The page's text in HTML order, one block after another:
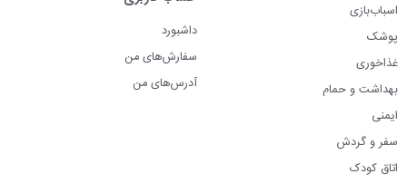
اسباب‌بازی
پوشک
غذاخوری
بهداشت و حمام
ایمنی
سفر و گردش
اتاق کودک
داشبورد
سفارش‌های من
آدرس‌های من